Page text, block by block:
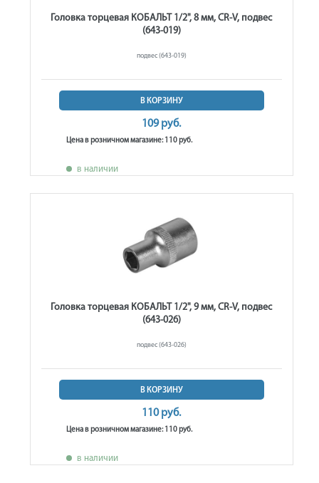
Головка торцевая КОБАЛЬТ 1/2", 8 мм, CR-V, подвес
(643-019)
подвес (643-019)
В КОРЗИНУ
109 руб.
Цена в розничном магазине: 110 руб.
в наличии
Головка торцевая КОБАЛЬТ 1/2", 9 мм, CR-V, подвес
(643-026)
подвес (643-026)
В КОРЗИНУ
110 руб.
Цена в розничном магазине: 110 руб.
в наличии